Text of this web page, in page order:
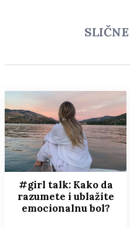
#girl talk: Kako da
razumete i ublažite
emocionalnu bol?